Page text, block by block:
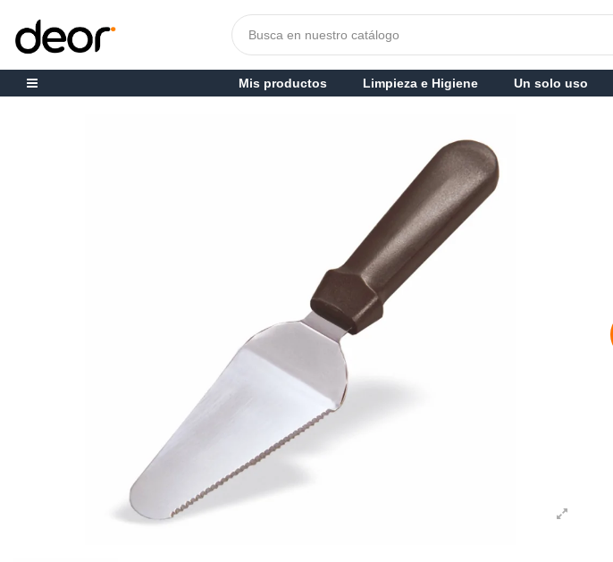
Mis productos Limpieza e Higiene Un solo uso